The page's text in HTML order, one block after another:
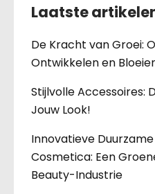
Laatste
De Kracht van Groei:
Ontwikkelen en
Stijlvolle Accessoires:
Jouw Look!
Innovatieve
Cosmetica: Een
Beauty-Industrie